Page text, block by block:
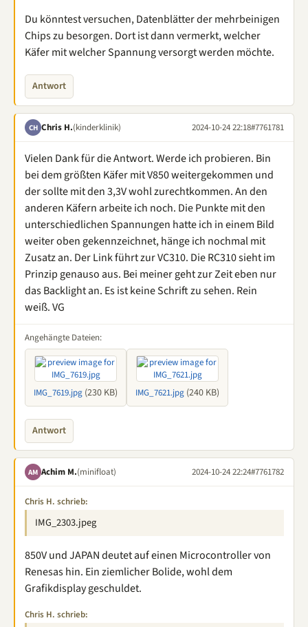
Du könntest versuchen, Datenblätter der mehrbeinigen
Chips zu besorgen. Dort ist dann vermerkt, welcher
Käfer mit welcher Spannung versorgt werden möchte.
Antwort
CH Chris H.(kinderklinik) 2024-10-24 22:18#7761781
Vielen Dank für die Antwort. Werde ich probieren. Bin
bei dem größten Käfer mit V850 weitergekommen und
der sollte mit den 3,3V wohl zurechtkommen. An den
anderen Käfern arbeite ich noch. Die Punkte mit den
unterschiedlichen Spannungen hatte ich in einem Bild
weiter oben gekennzeichnet, hänge ich nochmal mit
Zusatz an. Der Link führt zur VC310. Die RC310 sieht im
Prinzip genauso aus. Bei meiner geht zur Zeit eben nur
das Backlight an. Es ist keine Schrift zu sehen. Rein
weiß. VG
Angehängte Dateien:
IMG_7619.jpg (230 KB) IMG_7621.jpg (240 KB)
Antwort
AM Achim M.(minifloat) 2024-10-24 22:24#7761782
Chris H. schrieb:
IMG_2303.jpeg
850V und JAPAN deutet auf einen Microcontroller von
Renesas hin. Ein ziemlicher Bolide, wohl dem
Grafikdisplay geschuldet.
Chris H. schrieb: